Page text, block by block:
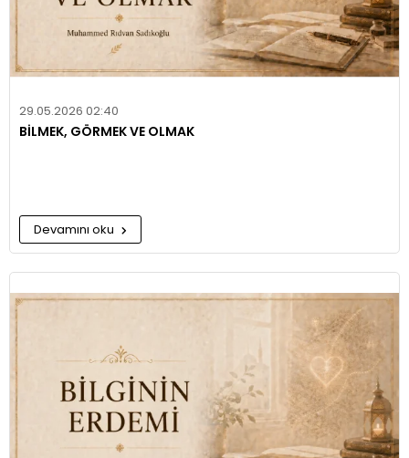
29.05.2026 02:40
BİLMEK, GÖRMEK VE OLMAK
Devamını oku